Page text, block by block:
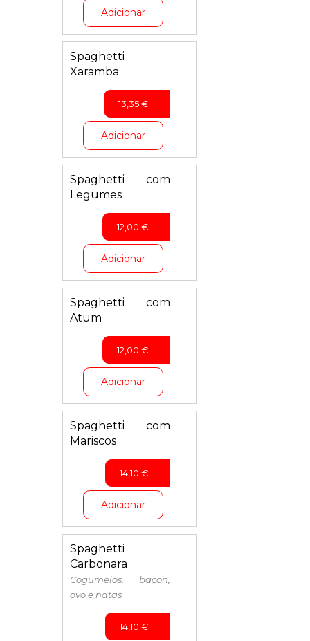
Adicionar
Spaghetti
Xaramba
13,35€
Adicionar
Spaghetti com
Legumes
12,00 €
Adicionar
Spaghetti com
Atum
12,00 €
Adicionar
Spaghetti com
Mariscos
14,10 €
Adicionar
Spaghetti
Carbonara
Cogumelos, bacon,
ovo e natas
14,10 €